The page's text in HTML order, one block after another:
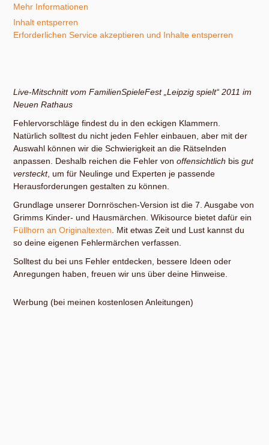
Mehr Informationen
Inhalt entsperren
Erforderlichen Service akzeptieren und Inhalte entsperren
Live-Mitschnitt vom FamilienSpieleFest „Leipzig spielt“ 2011 im
Neuen Rathaus
Fehlervorschläge findest du in den eckigen Klammern.
Natürlich solltest du nicht jeden Fehler einbauen, aber mit der
Auswahl können wir die Schwierigkeit an die Rätselnden
anpassen. Deshalb reichen die Fehler vonoffensichtlich bisgut
versteckt, um für Neulinge und Experten je passende
Herausforderungen gestalten zu können.
Grundlage unserer Dornröschen-Version ist die 7. Ausgabe von
Grimms Kinder- und Hausmärchen. Wikisource bietet dafür ein
Füllhorn an Originaltexten. Mit etwas Zeit und Lust kannst du
so deine eigenen Fehlermärchen verfassen.
Solltest du bei uns Fehler entdecken, bessere Ideen oder
Anregungen haben, freuen wir uns über deine Hinweise.
Werbung (bei meinen kostenlosen Anleitungen)